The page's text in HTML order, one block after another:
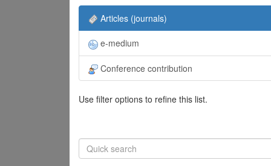
Articles (journals)
e-medium
Conference contribution
Use filter options to refine this list.